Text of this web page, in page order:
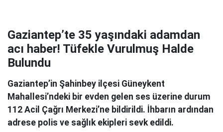
Gaziantep’te 35 yaşındaki adamdan
acı haber! Tüfekle Vurulmuş Halde
Bulundu
Gaziantep’in Şahinbey ilçesi Güneykent
Mahallesi’ndeki bir evden gelen ses üzerine durum
112 Acil Çağrı Merkezi’ne bildirildi. İhbarın ardından
adrese polis ve sağlık ekipleri sevk edildi.